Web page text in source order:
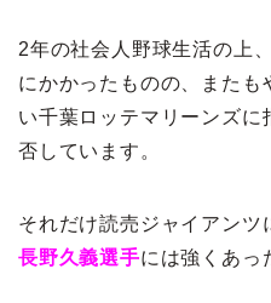
2年の社会人野球生活の上
にかかったものの、またも
い千葉ロッテマリーンズに
否しています。
それだけ読売ジャイアンツ
長野久義選手には強くあっ